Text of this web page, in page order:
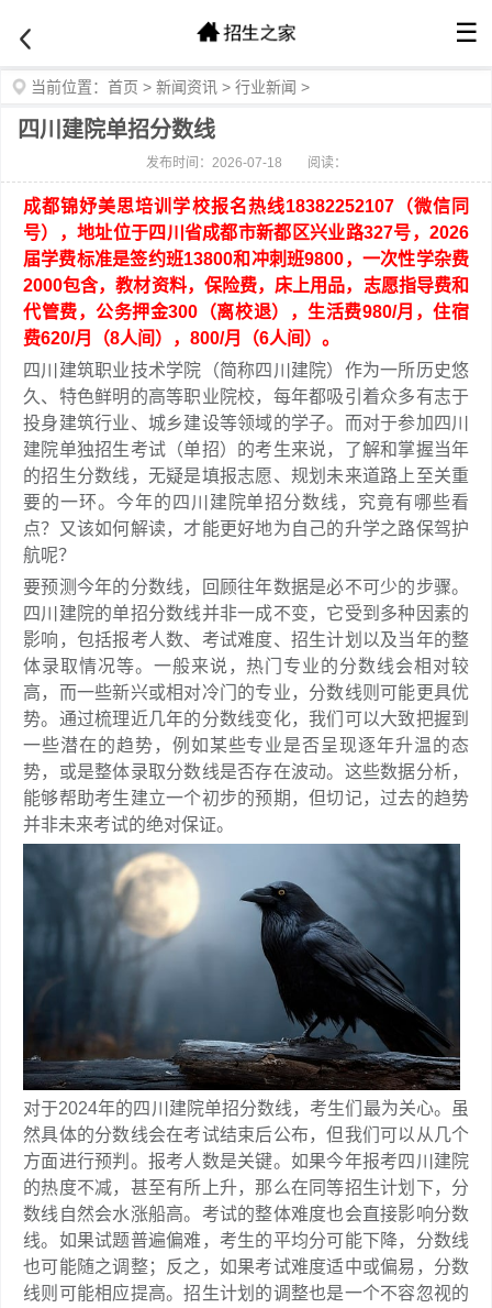
☰
当前位置： 首页 > 新闻资讯 > 行业新闻 >
四川建院单招分数线
发布时间：2026-07-18 阅读：
成都锦妤美思培训学校报名热线18382252107（微信同
号），地址位于四川省成都市新都区兴业路327号，2026
届学费标准是签约班13800和冲刺班9800，一次性学杂费
2000包含，教材资料，保险费，床上用品，志愿指导费和
代管费，公务押金300（离校退），生活费980/月，住宿
费620/月（8人间），800/月（6人间）。
四川建筑职业技术学院（简称四川建院）作为一所历史悠
久、特色鲜明的高等职业院校，每年都吸引着众多有志于
投身建筑行业、城乡建设等领域的学子。而对于参加四川
建院单独招生考试（单招）的考生来说，了解和掌握当年
的招生分数线，无疑是填报志愿、规划未来道路上至关重
要的一环。今年的四川建院单招分数线，究竟有哪些看
点？又该如何解读，才能更好地为自己的升学之路保驾护
航呢？
要预测今年的分数线，回顾往年数据是必不可少的步骤。
四川建院的单招分数线并非一成不变，它受到多种因素的
影响，包括报考人数、考试难度、招生计划以及当年的整
体录取情况等。一般来说，热门专业的分数线会相对较
高，而一些新兴或相对冷门的专业，分数线则可能更具优
势。通过梳理近几年的分数线变化，我们可以大致把握到
一些潜在的趋势，例如某些专业是否呈现逐年升温的态
势，或是整体录取分数线是否存在波动。这些数据分析，
能够帮助考生建立一个初步的预期，但切记，过去的趋势
并非未来考试的绝对保证。
对于2024年的四川建院单招分数线，考生们最为关心。虽
然具体的分数线会在考试结束后公布，但我们可以从几个
方面进行预判。报考人数是关键。如果今年报考四川建院
的热度不减，甚至有所上升，那么在同等招生计划下，分
数线自然会水涨船高。考试的整体难度也会直接影响分数
线。如果试题普遍偏难，考生的平均分可能下降，分数线
也可能随之调整；反之，如果考试难度适中或偏易，分数
线则可能相应提高。招生计划的调整也是一个不容忽视的